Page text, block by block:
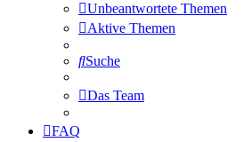
Unbeantwortete Themen
Aktive Themen
Suche
Das Team
FAQ